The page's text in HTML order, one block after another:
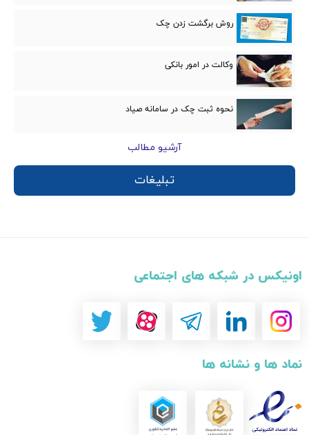
روش برگشت زدن چک
وکالت در امور بانكی
نحوه ثبت چک در سامانه صیاد
آرشیو مطالب
تبلیغات
اونیکس در شبکه های اجتماعی
نماد ها و نشانه ها